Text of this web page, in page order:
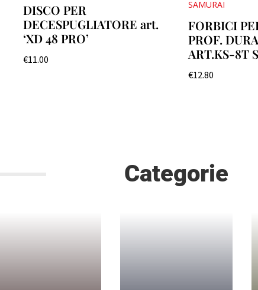
DISCO PER
DECESPUGLIATORE art.
‘XD 48 PRO’
€11.00
FORBICI
PROF.
ART.KS-8T
€12.80
Categorie